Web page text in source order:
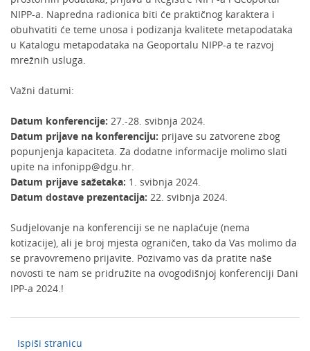
NIPP-a. Napredna radionica biti će praktičnog karaktera i
obuhvatiti će teme unosa i podizanja kvalitete metapodataka
u Katalogu metapodataka na Geoportalu NIPP-a te razvoj
mrežnih usluga.
Važni datumi:
Datum konferencije: 27.-28. svibnja 2024.
Datum prijave na konferenciju: prijave su zatvorene zbog
popunjenja kapaciteta. Za dodatne informacije molimo slati
upite na infonipp@dgu.hr.
Datum prijave sažetaka: 1. svibnja 2024.
Datum dostave prezentacija: 22. svibnja 2024.
Sudjelovanje na konferenciji se ne naplaćuje (nema
kotizacije), ali je broj mjesta ograničen, tako da Vas molimo da
se pravovremeno prijavite. Pozivamo vas da pratite naše
novosti te nam se pridružite na ovogodišnjoj konferenciji Dani
IPP-a 2024.!
Ispiši stranicu